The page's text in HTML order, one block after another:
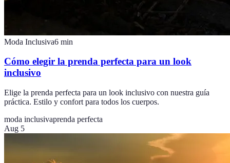
Moda Inclusiva6 min
Cómo elegir la prenda perfecta para un look
inclusivo
Elige la prenda perfecta para un look inclusivo con nuestra guía
práctica. Estilo y confort para todos los cuerpos.
moda inclusivaprenda perfecta
Aug 5